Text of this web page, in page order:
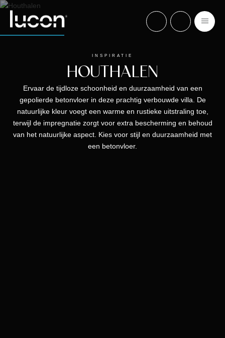
INSPIRATIE
HOUTHALEN
Ervaar de tijdloze schoonheid en duurzaamheid van een
gepolierde betonvloer in deze prachtig verbouwde villa. De
natuurlijke kleur voegt een warme en rustieke uitstraling toe,
terwijl de impregnatie zorgt voor extra bescherming en behoud
van het natuurlijke aspect. Kies voor stijl en duurzaamheid met
een betonvloer.